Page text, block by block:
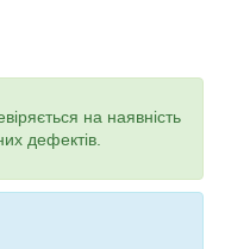
на наявність
дефектів.